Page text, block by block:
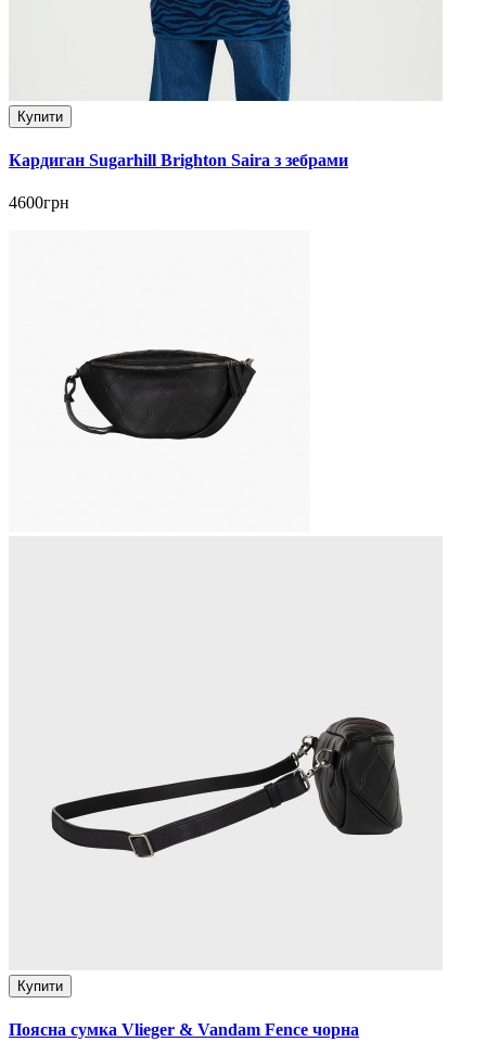
Купити
Кардиган Sugarhill Brighton Saira з зебрами
4600грн
Купити
Поясна сумка Vlieger & Vandam Fence чорна